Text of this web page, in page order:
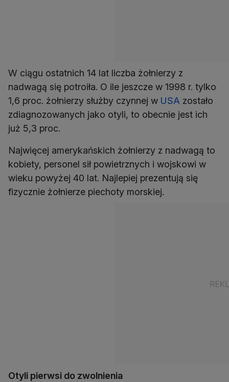
W ciągu ostatnich 14 lat liczba żołnierzy z
nadwagą się potroiła. O ile jeszcze w 1998 r. tylko
1,6 proc. żołnierzy służby czynnej w USA zostało
zdiagnozowanych jako otyli, to obecnie jest ich
już 5,3 proc.
Najwięcej amerykańskich żołnierzy z nadwagą to
kobiety, personel sił powietrznych i wojskowi w
wieku powyżej 40 lat. Najlepiej prezentują się
fizycznie żołnierze piechoty morskiej.
Otyli pierwsi do zwolnienia